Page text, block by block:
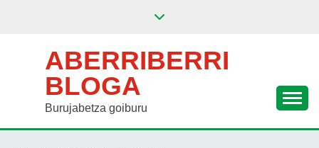
ABERRIBERRI
BLOGA
Burujabetza goiburu